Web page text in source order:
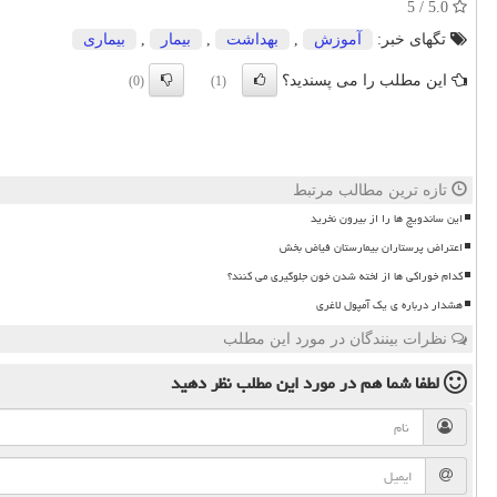
تگهای خبر:
آموزش , بهداشت , بیمار , بیماری
این مطلب را می پسندید؟ (1)
(0)
تازه ترین مطالب مرتبط
این ساندویچ ها را از بیرون نخرید
اعتراض پرستاران بیمارستان فیاض بخش
کدام خوراکی ها از لخته شدن خون جلوگیری می کنند؟
هشدار درباره ی یک آمپول لاغری
نظرات بینندگان در مورد این مطلب
لطفا شما همدر مورد این مطلبنظر دهید